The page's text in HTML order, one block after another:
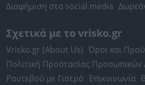
Διαφήμιση στα social media
Σχετικά με το vrisko.gr
Vrisko.gr (About Us) Όροι και
Πολιτική Προστασίας Προσωπικών
Ραντεβού με Γιατρό Επικοινωνία